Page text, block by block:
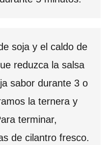
soja y el caldo de
reduzca la salsa
sabor durante 3 o
la ternera y
terminar,
de cilantro fresco.